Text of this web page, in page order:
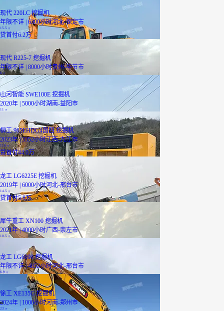
现代 220LC 挖掘机
年限不详 | 6300小时河北-保定市
15.5
贷首付6.2万
现代 R225-7 挖掘机
年限不详 | 8000小时贵州-毕节市
6万
山河智能 SWE100E 挖掘机
2020年 | 5000小时湖南-益阳市
11
柳工 965EHDG4国四 挖掘机
2023年 | 3352小时江西-九江市
110万
贷首付44.0万
龙工 LG6225E 挖掘机
2019年 | 6000小时河北-邢台市
14.5
贷首付5.8万
犀牛重工 XN100 挖掘机
2021年 | 4000小时广西-崇左市
10.5 万
龙工 LG6090 挖掘机
年限不详 | 4852小时河北-邢台市
6.9 万
徐工 XE135G 挖掘机
2024年 | 1000小时河南-郑州市
23 万